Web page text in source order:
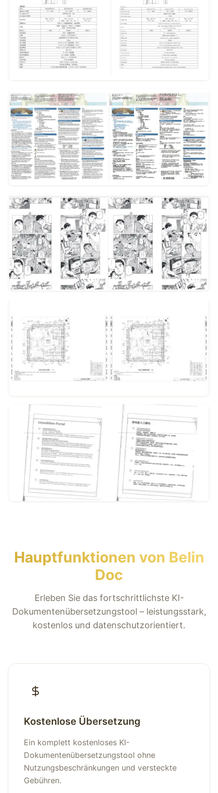
Beispiel ansehen
Beispiel ansehen
Beispiel ansehen
Hauptfunktionen von Belin
Doc
Erleben Sie das fortschrittlichste KI-
Dokumentenübersetzungstool – leistungsstark,
kostenlos und datenschutzorientiert.
Kostenlose Übersetzung
Ein komplett kostenloses KI-
Dokumentenübersetzungstool ohne
Nutzungsbeschränkungen und versteckte
Gebühren.